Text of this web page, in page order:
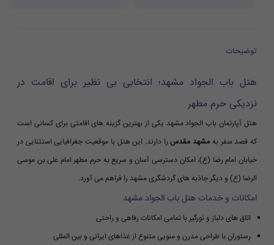
توضیحات
هتل باب الجواد مشهد؛ انتخابی بی نظیر برای اقامت در
نزدیکی حرم مطهر
هتل آپارتمان باب الجواد مشهد یکی از بهترین گزینه های اقامتی برای کسانی است
که قصد سفر به مشهد مقدسرا دارند. این هتل با موقعیت جغرافیایی استثنایی در
خیابان امام رضا (ع)، امکان دسترسی آسان و سریع به حرم مطهر امام علی بن موسی
الرضا (ع) و دیگر جاذبه های گردشگری مشهد را فراهم می آورد.
امکانات و خدمات هتل باب الجواد مشهد
اتاق های دلباز و نورگیر با تمامی امکانات رفاهی و راحتی
رستوران با طراحی مدرن و منویی متنوع از غذاهای ایرانی و بین المللی